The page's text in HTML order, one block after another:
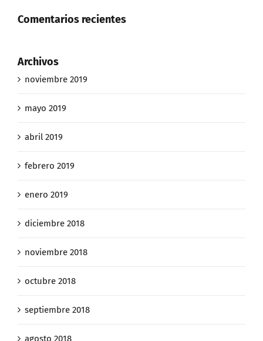
Comentarios recientes
Archivos
noviembre 2019
mayo 2019
abril 2019
febrero 2019
enero 2019
diciembre 2018
noviembre 2018
octubre 2018
septiembre 2018